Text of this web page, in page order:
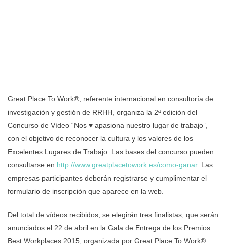
Great Place To Work®, referente internacional en consultoría de
investigación y gestión de RRHH, organiza la 2ª edición del
Concurso de Vídeo “Nos ♥ apasiona nuestro lugar de trabajo”,
con el objetivo de reconocer la cultura y los valores de los
Excelentes Lugares de Trabajo. Las bases del concurso pueden
consultarse en http://www.greatplacetowork.es/como-ganar. Las
empresas participantes deberán registrarse y cumplimentar el
formulario de inscripción que aparece en la web.
Del total de vídeos recibidos, se elegirán tres finalistas, que serán
anunciados el 22 de abril en la Gala de Entrega de los Premios
Best Workplaces 2015, organizada por Great Place To Work®.